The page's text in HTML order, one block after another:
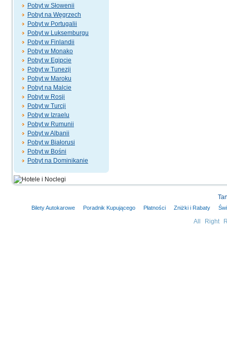
Pobyt w Słowenii
Pobyt na Węgrzech
Pobyt w Portugalii
Pobyt w Luksemburgu
Pobyt w Finlandii
Pobyt w Monako
Pobyt w Egipcie
Pobyt w Tunezji
Pobyt w Maroku
Pobyt na Malcie
Pobyt w Rosji
Pobyt w Turcji
Pobyt w Izraelu
Pobyt w Rumunii
Pobyt w Albanii
Pobyt w Białorusi
Pobyt w Bośni
Pobyt na Dominikanie
Bilety Autokarowe Poradnik Kupującego Płatności Zniżki i Rabaty
All Right